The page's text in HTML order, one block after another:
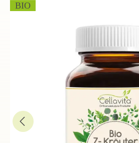
BIO